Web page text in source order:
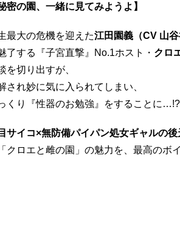
密の園、一緒に見てみようよ】
最大の危機を迎えた江田園義（CV 山
了する『子宮直撃』No.1ホスト・ クロ
を切り出すが、
され妙に気に入られてしまい、
くり『性器のお勉強』をすることに…!?
サイコ×無防備パイパン処女ギャルの後
クロエと雌の園」の魅力を、最高のボ